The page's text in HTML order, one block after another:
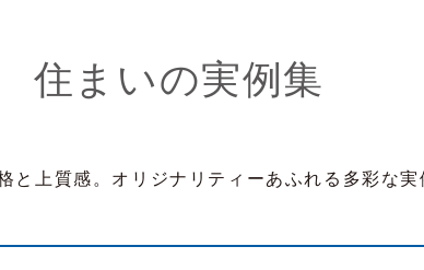
住まいの実例集
と上質感。オリジナリティーあふれる多彩な